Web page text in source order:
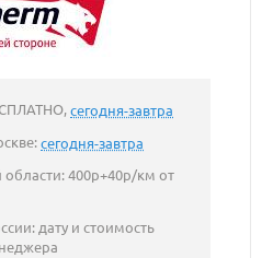
сегодня-завтра
сегодня-завтра
400р+40р/км от
дату и стоимость